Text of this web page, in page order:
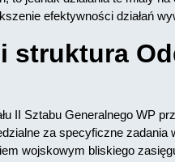
efektywności działań
struktura
II Sztabu Generalnego WP
za specyficzne
wojskowym bliskiego